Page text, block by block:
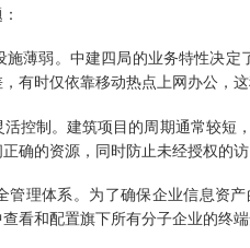
薄弱。中建四局的业务特性决定
有时仅依靠移动热点上网办公，
控制。建筑项目的周期通常较短
确的资源，同时防止未经授权的访
理体系。为了确保企业信息资
看和配置旗下所有分子企业的终